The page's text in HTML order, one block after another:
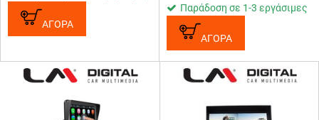
ΑΓΟΡΑ
Παράδοση σε 1-3 εργάσιμες
ΑΓΟΡΑ